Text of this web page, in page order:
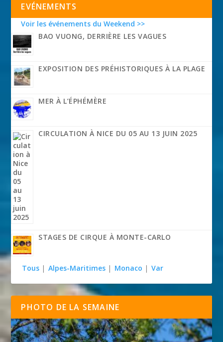
EVÉNEMENTS
Voir les événements du Weekend >>
BAO VUONG, DERRIÈRE LES VAGUES
EXPOSITION DES PRÉHISTORIQUES À LA PLAGE
MER À L’ÉPHÉMÈRE
CIRCULATION À NICE DU 05 AU 13 JUIN 2025
STAGES DE CIRQUE À MONTE-CARLO
Tous | Alpes-Maritimes | Monaco | Var
PHOTO DE LA SEMAINE